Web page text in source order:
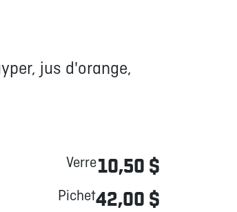
jus d'orange,
Verre10,50 $
Pichet42,00 $